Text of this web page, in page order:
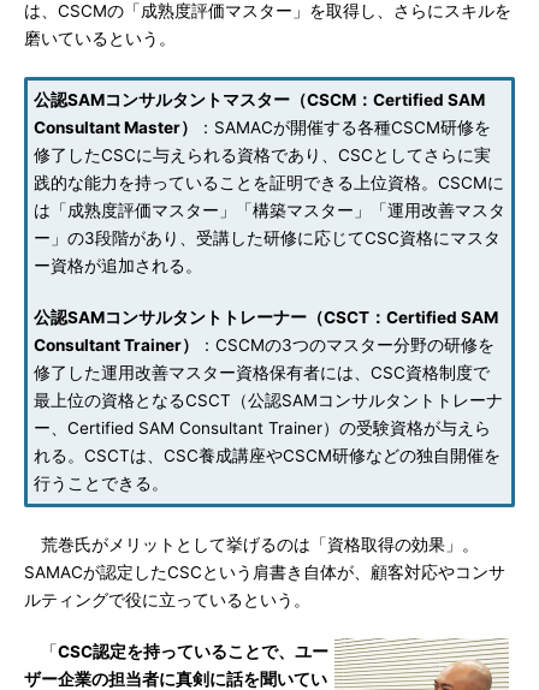
は、CSCMの「成熟度評価マスター」を取得し、さらにスキルを
磨いているという。
公認SAMコンサルタントマスター（CSCM：Certified SAM
Consultant Master）
：SAMACが開催する各種CSCM研修を
修了したCSCに与えられる資格であり、CSCとしてさらに実
践的な能力を持っていることを証明できる上位資格。CSCMに
は「成熟度評価マスター」「構築マスター」「運用改善マスタ
ー」の3段階があり、受講した研修に応じてCSC資格にマスタ
ー資格が追加される。
公認SAMコンサルタントトレーナー（CSCT：Certified SAM
Consultant Trainer）
：CSCMの3つのマスター分野の研修を
修了した運用改善マスター資格保有者には、CSC資格制度で
最上位の資格となるCSCT（公認SAMコンサルタントトレーナ
ー、Certified SAM Consultant Trainer）の受験資格が与えら
れる。CSCTは、CSC養成講座やCSCM研修などの独自開催を
行うことできる。
荒巻氏がメリットとして挙げるのは「資格取得の効果」。
SAMACが認定したCSCという肩書き自体が、顧客対応やコンサ
ルティングで役に立っているという。
「CSC認定を持っていることで、ユー
ザー企業の担当者に真剣に話を聞いてい